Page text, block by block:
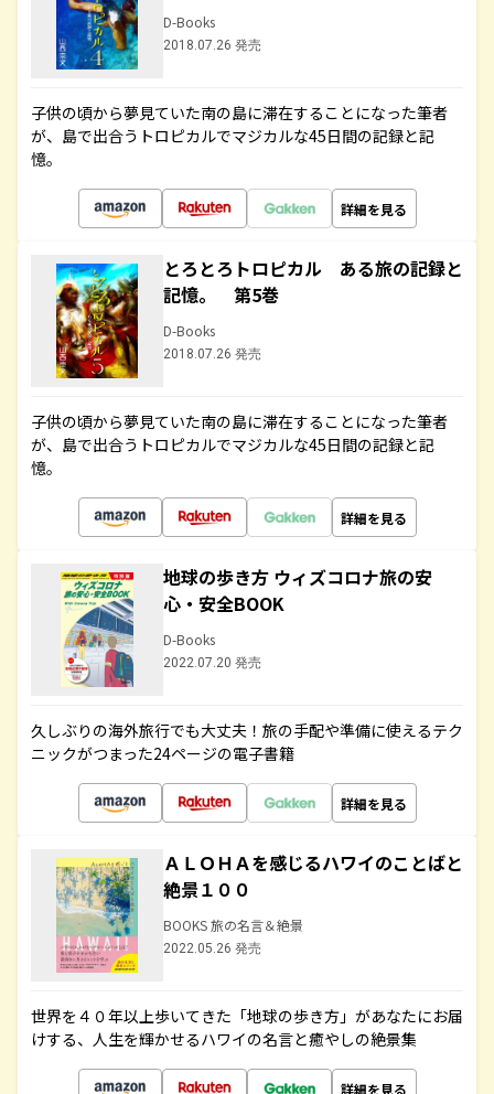
D-Books
2018.07.26 発売
子供の頃から夢見ていた南の島に滞在することになった筆者
が、島で出合うトロピカルでマジカルな45日間の記録と記
憶。
詳細を見る
とろとろトロピカル ある旅の記録と
記憶。 第5巻
D-Books
2018.07.26 発売
子供の頃から夢見ていた南の島に滞在することになった筆者
が、島で出合うトロピカルでマジカルな45日間の記録と記
憶。
詳細を見る
地球の歩き方 ウィズコロナ旅の安
心・安全BOOK
D-Books
2022.07.20 発売
久しぶりの海外旅行でも大丈夫！旅の手配や準備に使えるテク
ニックがつまった24ページの電子書籍
詳細を見る
ＡＬＯＨＡを感じるハワイのことばと
絶景１００
BOOKS 旅の名言＆絶景
2022.05.26 発売
世界を４０年以上歩いてきた「地球の歩き方」があなたにお届
けする、人生を輝かせるハワイの名言と癒やしの絶景集
詳細を見る